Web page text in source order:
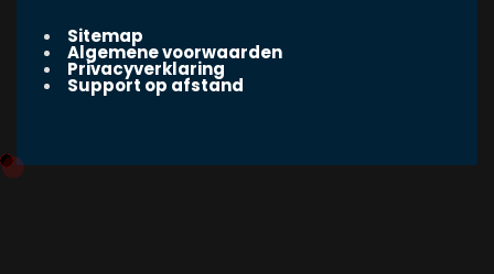
Sitemap
Algemene voorwaarden
Privacyverklaring
Support op afstand